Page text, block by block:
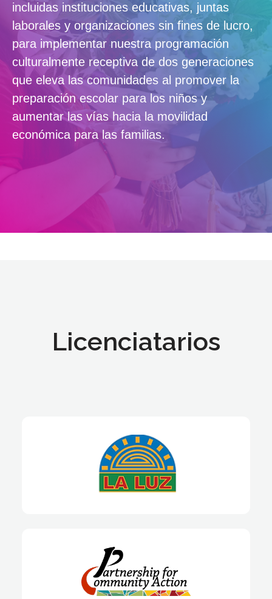
incluidas instituciones educativas, juntas
laborales y organizaciones sin fines de lucro,
para implementar nuestra programación
culturalmente receptiva de dos generaciones
que eleva las comunidades al promover la
preparación escolar para los niños y
aumentar las vías hacia la movilidad
económica para las familias.
Licenciatarios